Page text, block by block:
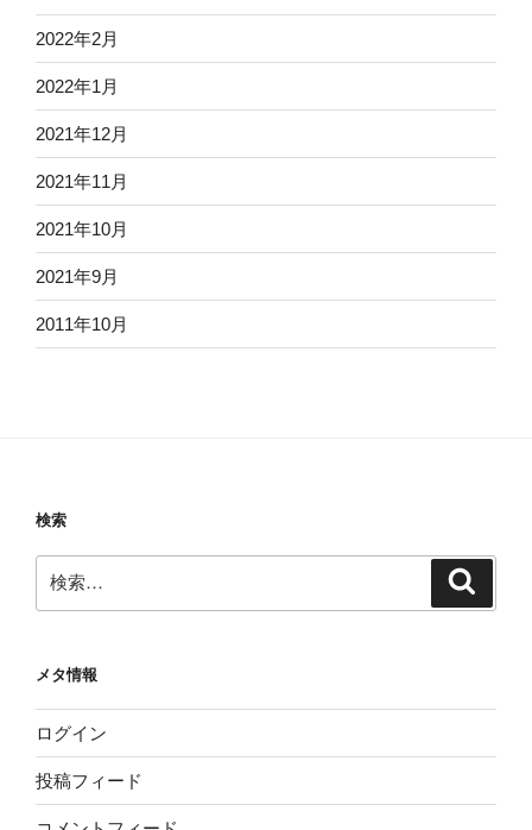
2022年2月
2022年1月
2021年12月
2021年11月
2021年10月
2021年9月
2011年10月
検索
索:
メタ情報
ログイン
投稿フィード